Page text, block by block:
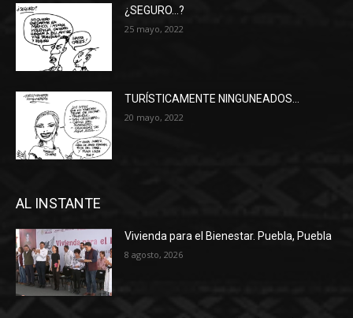
¿SEGURO…?
25 mayo, 2022
TURÍSTICAMENTE NINGUNEADOS…
20 mayo, 2022
AL INSTANTE
Vivienda para el Bienestar. Puebla, Puebla
8 agosto, 2026